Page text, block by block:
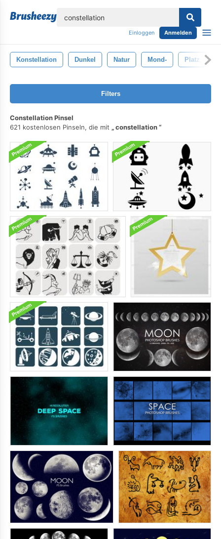
Einloggen Anmelden
Konstellation Dunkel Natur Mond- Platz
Filters
Constellation Pinsel
621 kostenlosen Pinseln, die mit
constellation